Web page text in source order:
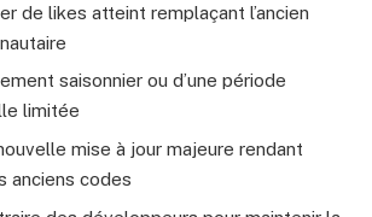
de likes atteint remplaçant l’ancien
saisonnier ou d’une période
limitée
mise à jour majeure rendant
anciens codes